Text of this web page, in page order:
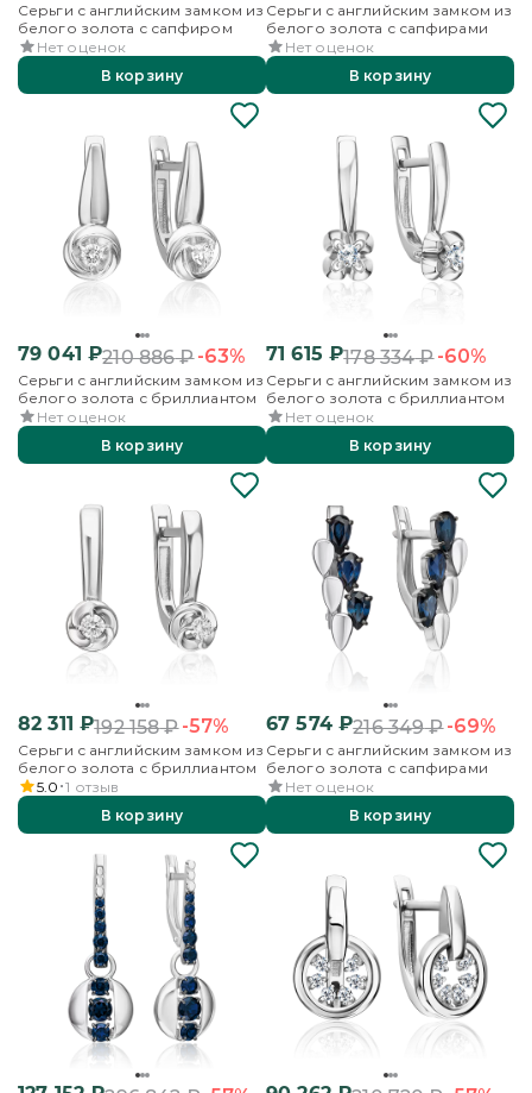
Серьги с английским замком из
белого золота с сапфиром
Нет оценок
В корзину
Серьги с английским замком из
белого золота с сапфирами
Нет оценок
В корзину
79 041 ₽210 886₽-63%
Серьги с английским замком из
белого золота с бриллиантом
Нет оценок
В корзину
71 615 ₽178 334₽-60%
Серьги с английским замком из
белого золота с бриллиантом
Нет оценок
В корзину
82 311 ₽192 158₽-57%
Серьги с английским замком из
белого золота с бриллиантом
5.0 1 отзыв
В корзину
67 574₽216 349₽-69%
Серьги с английским замком из
белого золота с сапфирами
Нет оценок
В корзину